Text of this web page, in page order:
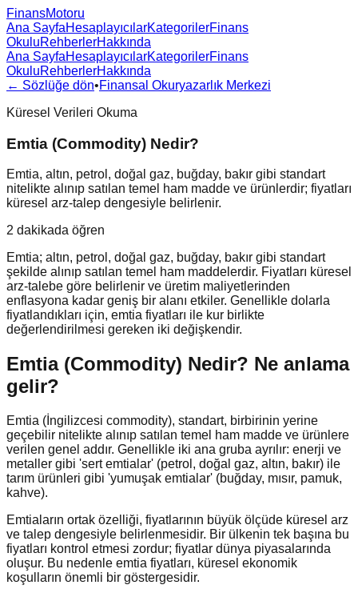
FinansMotoru
Ana SayfaHesaplayıcılarKategorilerFinans
OkuluRehberlerHakkında
Ana SayfaHesaplayıcılarKategorilerFinans
OkuluRehberlerHakkında
← Sözlüğe dön•Finansal Okuryazarlık Merkezi
Küresel Verileri Okuma
Emtia (Commodity) Nedir?
Emtia, altın, petrol, doğal gaz, buğday, bakır gibi standart
nitelikte alınıp satılan temel ham madde ve ürünlerdir; fiyatları
küresel arz-talep dengesiyle belirlenir.
2 dakikada öğren
Emtia; altın, petrol, doğal gaz, buğday, bakır gibi standart
şekilde alınıp satılan temel ham maddelerdir. Fiyatları küresel
arz-talebe göre belirlenir ve üretim maliyetlerinden
enflasyona kadar geniş bir alanı etkiler. Genellikle dolarla
fiyatlandıkları için, emtia fiyatları ile kur birlikte
değerlendirilmesi gereken iki değişkendir.
Emtia (Commodity) Nedir? Ne anlama
gelir?
Emtia (İngilizcesi commodity), standart, birbirinin yerine
geçebilir nitelikte alınıp satılan temel ham madde ve ürünlere
verilen genel addır. Genellikle iki ana gruba ayrılır: enerji ve
metaller gibi 'sert emtialar' (petrol, doğal gaz, altın, bakır) ile
tarım ürünleri gibi 'yumuşak emtialar' (buğday, mısır, pamuk,
kahve).
Emtiaların ortak özelliği, fiyatlarının büyük ölçüde küresel arz
ve talep dengesiyle belirlenmesidir. Bir ülkenin tek başına bu
fiyatları kontrol etmesi zordur; fiyatlar dünya piyasalarında
oluşur. Bu nedenle emtia fiyatları, küresel ekonomik
koşulların önemli bir göstergesidir.